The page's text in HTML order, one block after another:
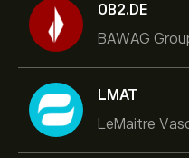
0B2.DE
BAWAG
LMAT
LeMaitre